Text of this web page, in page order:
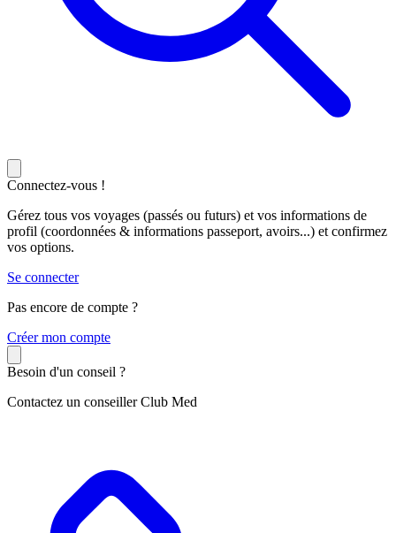
Connectez-vous !
Gérez tous vos voyages (passés ou futurs) et vos informations de
profil (coordonnées & informations passeport, avoirs...) et confirmez
vos options.
Se connecter
Pas encore de compte ?
Créer mon compte
Besoin d'un conseil ?
Contactez un conseiller Club Med